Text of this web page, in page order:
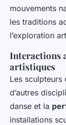
mouvements
les traditions
l’exploration
Interactions
artistiques
Les sculpteurs
d’autres
danse et la
installations